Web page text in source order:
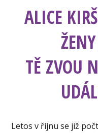
ALICE
TĚ ZVOU
Letos v říjnu se již